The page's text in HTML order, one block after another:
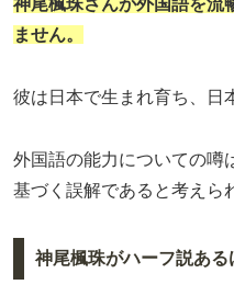
神尾楓珠さんが外国語を流
ません。
彼は日本で生まれ育ち、日
外国語の能力についての噂
基づく誤解であると考えら
神尾楓珠がハーフ説あ